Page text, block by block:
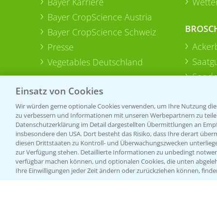
Bayer CropScience Austria
Bayer CropScience Schweiz
Presse
Vegetables Deutschland
Einsatz von Cookies
Wir würden gerne optionale Cookies verwenden, um Ihre Nutzung
zu verbessern und Informationen mit unseren Werbepartnern zu
Datenschutzerklärung im Detail dargestellten Übermittlungen an
insbesondere den USA. Dort besteht das Risiko, dass Ihre derart
diesen Drittstaaten zu Kontroll- und Überwachungszwecken
zur Verfügung stehen. Detaillierte Informationen zu unbedingt
verfügbar machen können, und optionalen Cookies, die unten
Ihre Einwilligungen jeder Zeit ändern oder zurückziehen können,